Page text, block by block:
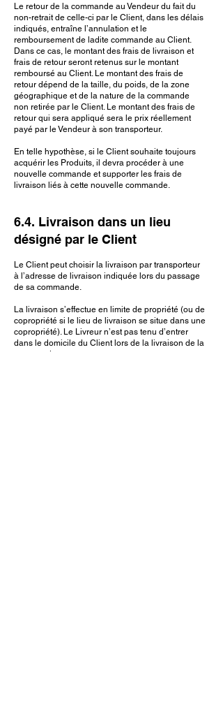
Le retour de la commande au Vendeur du fait du
non-retrait de celle-ci par le Client, dans les délais
indiqués, entraîne l’annulation et le
remboursement de ladite commande au Client.
Dans ce cas, le montant des frais de livraison et
frais de retour seront retenus sur le montant
remboursé au Client. Le montant des frais de
retour dépend de la taille, du poids, de la zone
géographique et de la nature de la commande
non retirée par le Client. Le montant des frais de
retour qui sera appliqué sera le prix réellement
payé par le Vendeur à son transporteur.
En telle hypothèse, si le Client souhaite toujours
acquérir les Produits, il devra procéder à une
nouvelle commande et supporter les frais de
livraison liés à cette nouvelle commande.
6.4. Livraison dans un lieu
désigné par le Client
Le Client peut choisir la livraison par transporteur
à l’adresse de livraison indiquée lors du passage
de sa commande.
La livraison s’effectue en limite de propriété (ou de
copropriété si le lieu de livraison se situe dans une
copropriété). Le Livreur n’est pas tenu d’entrer
dans le domicile du Client lors de la livraison de la
commande.